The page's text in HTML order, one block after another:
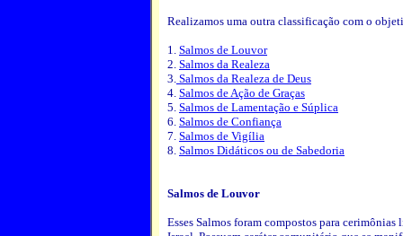
Realizamos uma outra classificação com o
1. Salmos de Louvor
2. Salmos da Realeza
3. Salmos da Realeza de Deus
4. Salmos de Ação de Graças
5. Salmos de Lamentação e Súplica
6. Salmos de Confiança
7. Salmos de Vigília
8. Salmos Didáticos ou de Sabedoria
Salmos de Louvor
Esses Salmos foram compostos para